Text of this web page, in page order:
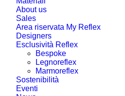
About us
Sales
Area riservata My Reflex
Designers
Esclusività Reflex
Bespoke
Legnoreflex
Marmoreflex
Sostenibilità
Eventi